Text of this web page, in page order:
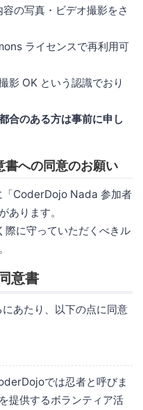
の写真・ビデオ撮影をさ
ライセンスで再利用可
影 OK という認識でおり
合のある方は事前に申し
への同意のお願い
CoderDojo Nada 参加者
あります。
に守っていただくべきル
意書
あたり、以下の点に同意
では忍者と呼びま
提供するボランティア活